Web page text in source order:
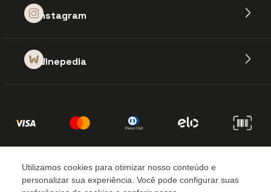
Utilizamos cookies para otimizar nosso conteúdo e
personalizar sua experiência. Você pode configurar suas
Instagram
Winepedia
CNPJ: 09.813.204/0004-69
Rua Comendador Alcides Simão
Helou, 1478, Serra - ES - CEP 29168-